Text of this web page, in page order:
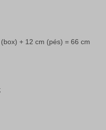
+ 12 cm (pés) = 66 cm